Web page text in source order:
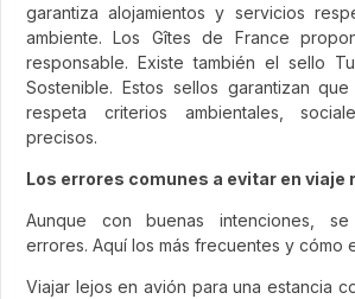
garantiza alojamientos y servicios
ambiente. Los Gîtes de France
responsable. Existe también el sello
Sostenible. Estos sellos garantizan
respeta criterios ambientales,
precisos.
Los errores comunes a evitar en viaje
Aunque con buenas intenciones,
errores. Aquí los más frecuentes y cómo
Viajar lejos en avión para una estancia